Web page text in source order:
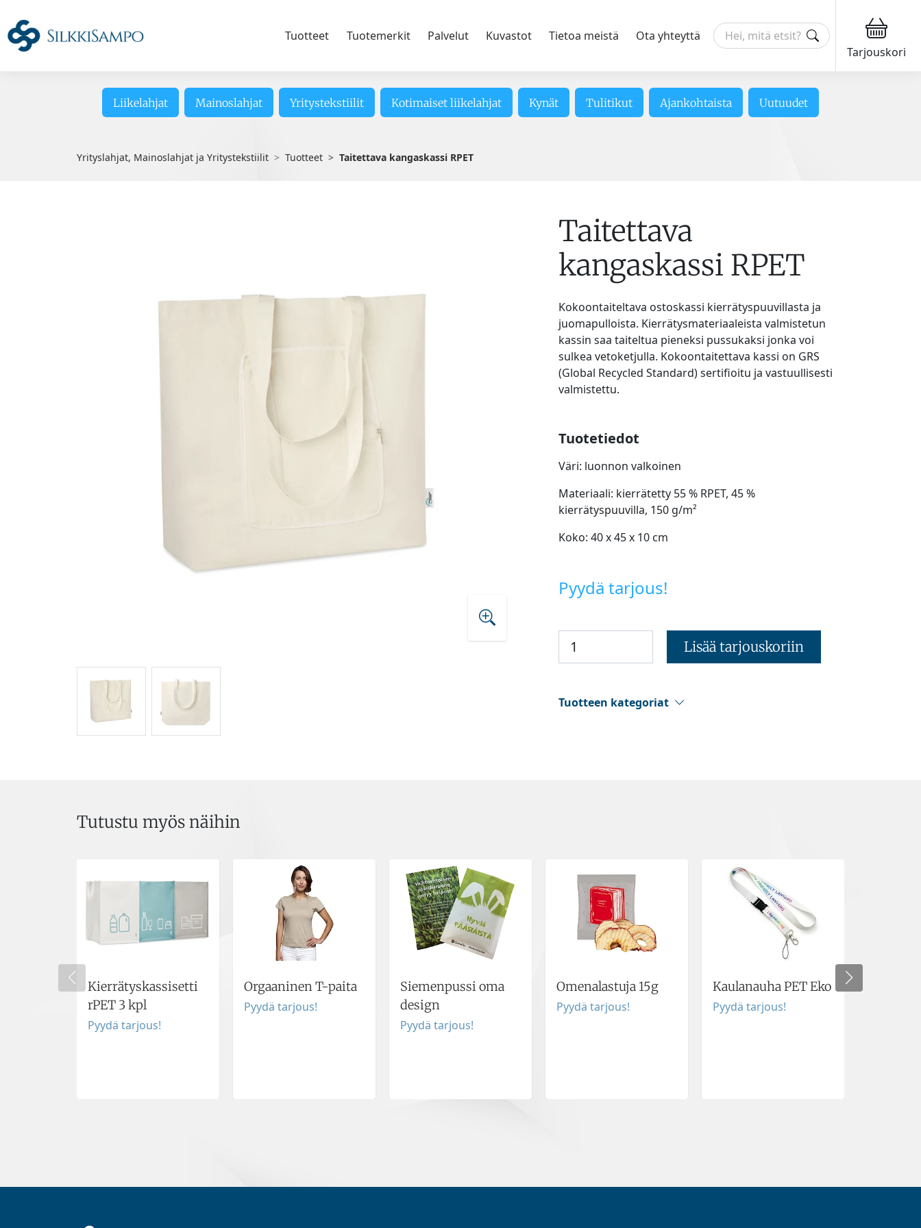
Tuotteet Tuotemerkit Palvelut Kuvastot Tietoa meistä
Ota yhteyttä
Tarjouskori
Liikelahjat Mainoslahjat Yritystekstiilit Kotimaiset liikelahjat Kynät Tulitikut Ajankohtaista Uutuudet
Yrityslahjat, Mainoslahjat ja Yritystekstiilit Tuotteet Taitettava kangaskassi RPET
Taitettava
kangaskassi RPET
Kokoontaiteltava ostoskassi kierrätyspuuvillasta ja
juomapulloista. Kierrätysmateriaaleista valmistetun
kassin saa taiteltua pieneksi pussukaksi jonka voi
sulkea vetoketjulla. Kokoontaitettava kassi on GRS
(Global Recycled Standard) sertifioitu ja vastuullisesti
valmistettu.
Tuotetiedot
Väri: luonnon valkoinen
Materiaali: kierrätetty 55 % RPET, 45 %
kierrätyspuuvilla, 150 g/m²
Koko: 40 x 45 x 10 cm
Pyydä tarjous!
Lisää tarjouskoriin
Tuotteen kategoriat
Tutustu myös näihin
Kierrätyskassisetti
rPET 3 kpl
Pyydä tarjous!
Orgaaninen T-paita
Pyydä tarjous!
Siemenpussi oma
design
Pyydä tarjous!
Omenalastuja 15g
Pyydä tarjous!
Kaulanauha PET Eko
Pyydä tarjous!